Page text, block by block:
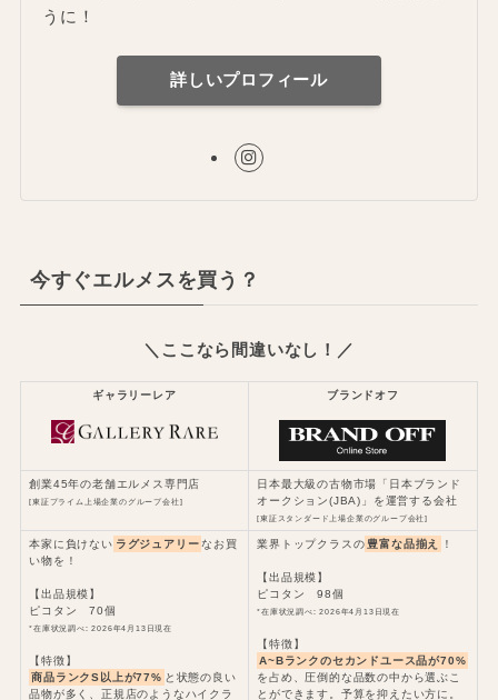
うに！
詳しいプロフィール
今すぐエルメスを買う？
＼ここなら間違いなし！／
ギャラリーレア ブランドオフ
創業45年の老舗エルメス専門店
[東証プライム上場企業のグループ会社]
日本最大級の古物市場「日本ブランド
オークション(JBA)」を運営する会社
[東証スタンダード上場企業のグループ会社]
本家に負けない ラグジュアリー なお買
い物を！
【出品規模】
ピコタン 70個
*在庫状況調べ: 2026年4月13日現在
【特徴】
商品ランクS以上が77% と状態の良い
品物が多く、正規店のようなハイクラ
業界トップクラスの 豊富な品揃え ！
【出品規模】
ピコタン 98個
*在庫状況調べ: 2026年4月13日現在
【特徴】
A~Bランクのセカンドユース品が70%
を占め、圧倒的な品数の中から選ぶこ
とができます。予算を抑えたい方に。